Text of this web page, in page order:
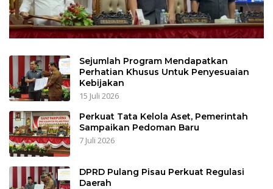
Sejumlah Program Mendapatkan
Perhatian Khusus Untuk Penyesuaian
Kebijakan
15 Juli 2026
Perkuat Tata Kelola Aset, Pemerintah
Sampaikan Pedoman Baru
7 Juli 2026
DPRD Pulang Pisau Perkuat Regulasi
Daerah